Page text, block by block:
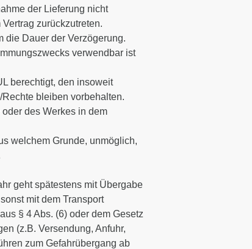
der Lieferung nicht
zurückzutreten.
die Dauer der Verzögerung.
verwendbar ist
berechtigt, den insoweit
bleiben vorbehalten.
des Werkes in dem
welchem Grunde, unmöglich,
geht spätestens mit Übergabe
mit dem Transport
§ 4 Abs. (6) oder dem Gesetz
(z.B. Versendung, Anfuhr,
zum Gefahrübergang ab